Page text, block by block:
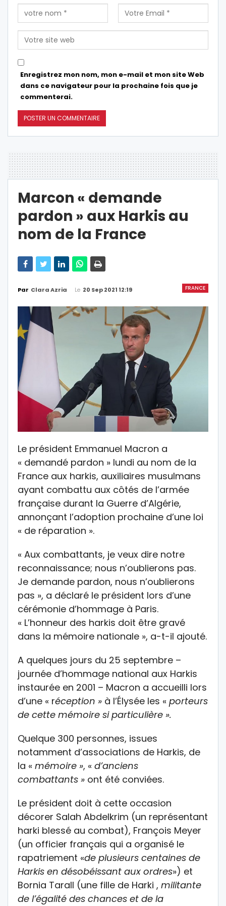
Enregistrez mon nom, mon e-mail et mon site Web
dans ce navigateur pour la prochaine fois que je
commenterai.
Marcon « demande
pardon » aux Harkis au
nom de la France
FRANCE
Par Clara Azria Le 20 Sep 2021 12:19
Le président Emmanuel Macron a
« demandé pardon » lundi au nom de la
France aux harkis, auxiliaires musulmans
ayant combattu aux côtés de l’armée
française durant la Guerre d’Algérie,
annonçant l’adoption prochaine d’une loi
« de réparation ».
« Aux combattants, je veux dire notre
reconnaissance; nous n’oublierons pas.
Je demande pardon, nous n’oublierons
pas », a déclaré le président lors d’une
cérémonie d’hommage à Paris.
« L’honneur des harkis doit être gravé
dans la mémoire nationale », a-t-il ajouté.
A quelques jours du 25 septembre –
journée d’hommage national aux Harkis
instaurée en 2001 – Macron a accueilli lors
d’une « réception » à l’Élysée les « porteurs
de cette mémoire si particulière ».
Quelque 300 personnes, issues
notamment d’associations de Harkis, de
la « mémoire », « d’anciens
combattants » ont été conviées.
Le président doit à cette occasion
décorer Salah Abdelkrim (un représentant
harki blessé au combat), François Meyer
(un officier français qui a organisé le
rapatriement «de plusieurs centaines de
Harkis en désobéissant aux ordres») et
Bornia Tarall (une fille de Harki , militante
de l’égalité des chances et de la